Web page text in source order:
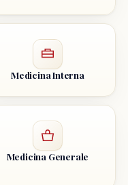
Medicina Interna
Medicina Generale